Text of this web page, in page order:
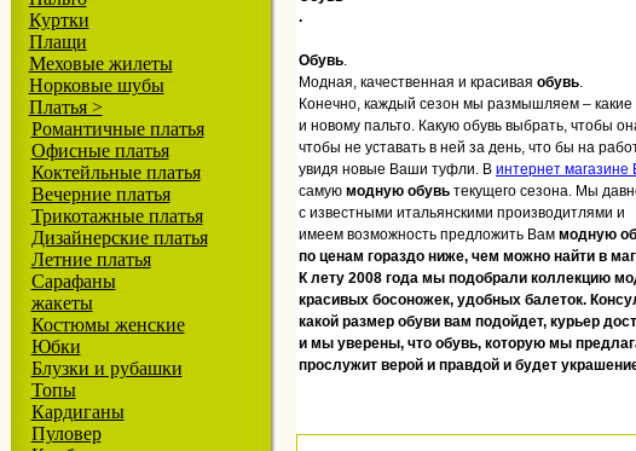
Куртки
Плащи
Меховые жилеты
Норковые шубы
Платья >
Романтичные платья
Офисные платья
Коктейльные платья
Вечерние платья
Трикотажные платья
Дизайнерские платья
Летние платья
Сарафаны
жакеты
Костюмы женские
Юбки
Блузки и рубашки
Топы
Кардиганы
Пуловер
.
Обувь.
Модная, качественная и красивая обувь.
Конечно, каждый сезон мы размышляем – какие
и новому пальто. Какую обувь выбрать, чтобы
чтобы не уставать в ней за день, что бы на
увидя новые Ваши туфли. В интернет магазине
самую модную обувь текущего сезона. Мы
с известными итальянскими производитлями и
имеем возможность предложить Вам модную
по ценам гораздо ниже, чем можно найти в
К лету 2008 года мы подобрали коллекцию
красивых босоножек, удобных балеток.
какой размер обуви вам подойдет, курьер
и мы уверены, что обувь, которую мы
прослужит верой и правдой и будет